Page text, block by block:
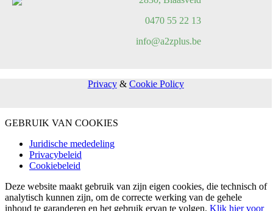
0470 55 22 13
info@a2zplus.be
Privacy& Cookie Policy
GEBRUIK VAN COOKIES
Juridische mededeling
Privacybeleid
Cookiebeleid
Deze website maakt gebruik van zijn eigen cookies, die technisch of
analytisch kunnen zijn, om de correcte werking van de gehele
inhoud te garanderen en het gebruik ervan te volgen. Klik hier voor